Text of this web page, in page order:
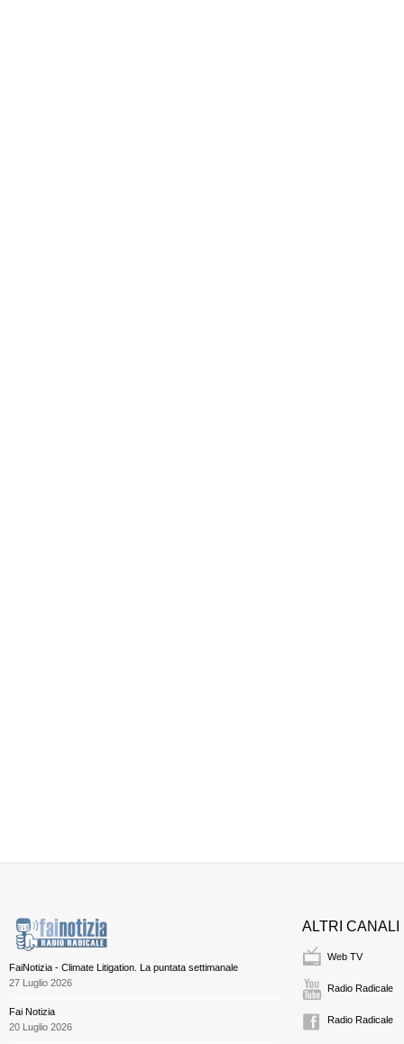
FaiNotizia - Climate Litigation. La puntata settimanale
27 Luglio 2026
Fai Notizia
20 Luglio 2026
ALTRI CANALI
Web TV
Radio Radicale
Radio Radicale